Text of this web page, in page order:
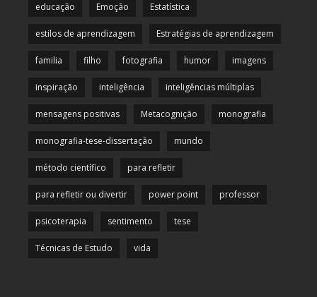
educação Emoção Estatística
estilos de aprendizagem Estratégias de aprendizagem
familia filho fotografia humor imagens
inspiração inteligência inteligências múltiplas
mensagens positivas Metacognição monografia
monografia-tese-dissertação mundo
método científico para refletir
para refletir ou divertir power point professor
psicoterapia sentimento tese
Técnicas de Estudo vida